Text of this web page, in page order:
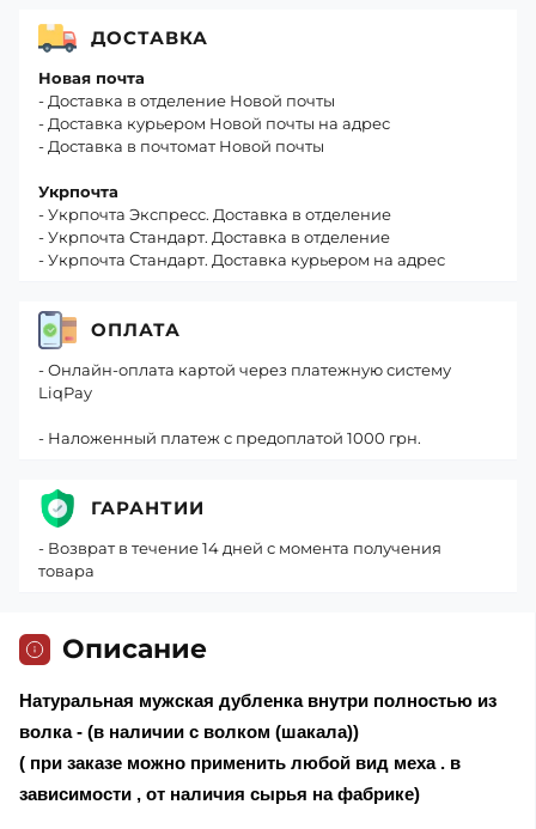
Описание
Натуральная мужская дубленка внутри полностью из
волка - (в наличии с волком (шакала))
( при заказе можно применить любой вид меха . в
зависимости , от наличия сырья на фабрике)
ДОСТАВКА
Новая почта
- Доставка в отделение Новой почты
- Доставка курьером Новой почты на адрес
- Доставка в почтомат Новой почты
Укрпочта
- Укрпочта Экспресс. Доставка в отделение
- Укрпочта Стандарт. Доставка в отделение
- Укрпочта Стандарт. Доставка курьером на адрес
ОПЛАТА
- Онлайн-оплата картой через платежную систему
LiqPay
- Наложенный платеж с предоплатой 1000 грн.
ГАРАНТИИ
- Возврат в течение 14 дней с момента получения
товара